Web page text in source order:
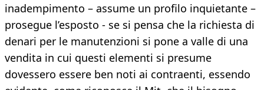
inadempimento – assume un profilo inquietante –
prosegue l’esposto - se si pensa che la richiesta di
denari per le manutenzioni si pone a valle di una
vendita in cui questi elementi si presume
dovessero essere ben noti ai contraenti, essendo